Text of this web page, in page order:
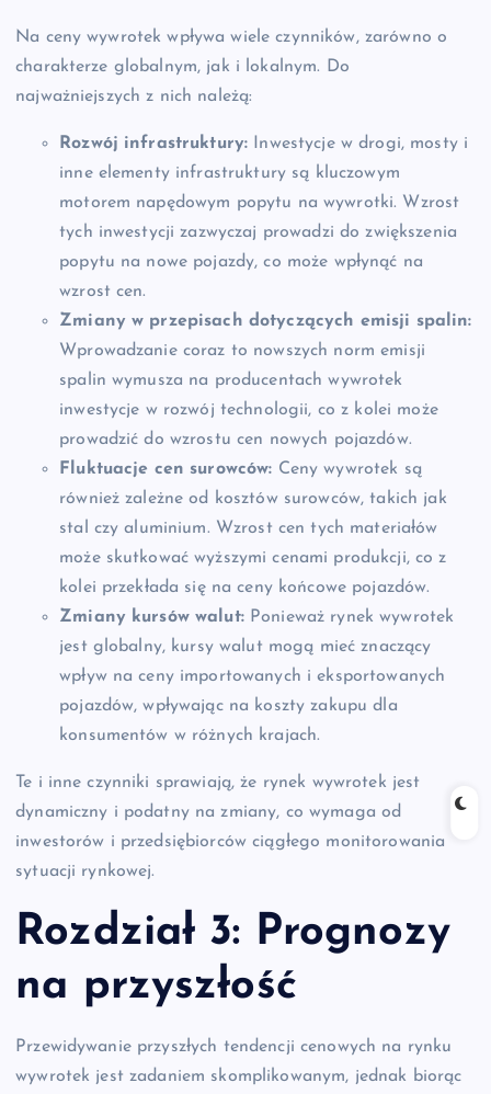
Na ceny wywrotek wpływa wiele czynników, zarówno o
charakterze globalnym, jak i lokalnym. Do
najważniejszych z nich należą:
Rozwój infrastruktury: Inwestycje w drogi, mosty i
inne elementy infrastruktury są kluczowym
motorem napędowym popytu na wywrotki. Wzrost
tych inwestycji zazwyczaj prowadzi do zwiększenia
popytu na nowe pojazdy, co może wpłynąć na
wzrost cen.
Zmiany w przepisach dotyczących emisji spalin:
Wprowadzanie coraz to nowszych norm emisji
spalin wymusza na producentach wywrotek
inwestycje w rozwój technologii, co z kolei może
prowadzić do wzrostu cen nowych pojazdów.
Fluktuacje cen surowców: Ceny wywrotek są
również zależne od kosztów surowców, takich jak
stal czy aluminium. Wzrost cen tych materiałów
może skutkować wyższymi cenami produkcji, co z
kolei przekłada się na ceny końcowe pojazdów.
Zmiany kursów walut:Ponieważ rynek wywrotek
jest globalny, kursy walut mogą mieć znaczący
wpływ na ceny importowanych i eksportowanych
pojazdów, wpływając na koszty zakupu dla
konsumentów w różnych krajach.
Te i inne czynniki sprawiają, że rynek wywrotek jest
dynamiczny i podatny na zmiany, co wymaga od
inwestorów i przedsiębiorców ciągłego monitorowania
sytuacji rynkowej.
Rozdział 3: Prognozy
na przyszłość
Przewidywanie przyszłych tendencji cenowych na rynku
wywrotek jest zadaniem skomplikowanym, jednak biorąc